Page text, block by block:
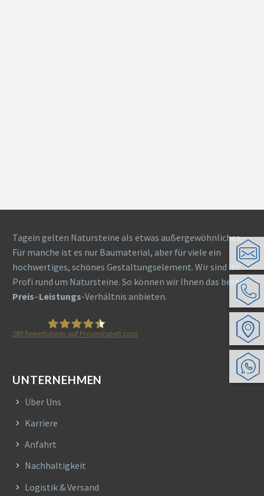
Tagein gelten Natursteine als etwas außergewöhnliches.
Für manche ist es nur Baumaterial, aber für viele ein
hochwertiges, schönes Gestaltungselement. Wir sind Ihr
Profi rund um Natursteine. So können wir Ihnen das beste
Preis–Leistungs-Verhältnis anbieten.
289 Bewertungen auf ProvenExpert.com
UNTERNEHMEN
Über Uns
Karriere
Anfahrt
Nachhaltigkeit
Logistik & Versand